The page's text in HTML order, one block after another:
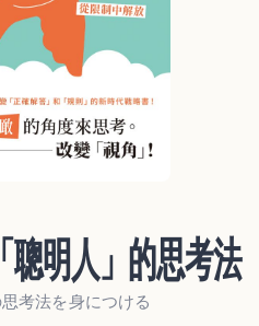
明人」的思考法
考法を身につける